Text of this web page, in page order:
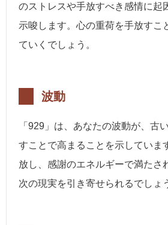
のストレスや手放すべき感情に起
示唆します。心の重荷を手放すこ
ていくでしょう。
波動
「929」は、あなたの波動が、古
すことで高まることを示していま
放し、感謝のエネルギーで満たさ
次の現実を引き寄せられるでしょ